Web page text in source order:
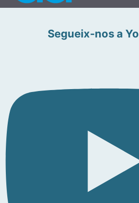
Segueix-nos a